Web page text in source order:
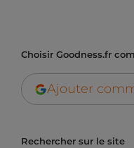
Choisir Goodness.fr
Ajouter
Rechercher sur le site